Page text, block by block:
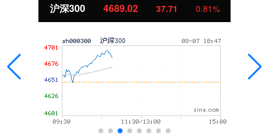
沪深300 4689.02 37.71 0.81%